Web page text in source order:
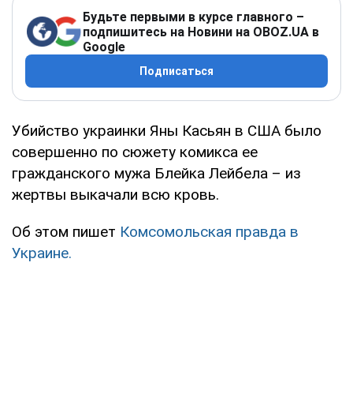
Будьте первыми в курсе главного –
подпишитесь на Новини на OBOZ.UA в
Google
Подписаться
Убийство украинки Яны Касьян в США было
совершенно по сюжету комикса ее
гражданского мужа Блейка Лейбела – из
жертвы выкачали всю кровь.
Об этом пишет Комсомольская правда в
Украине.